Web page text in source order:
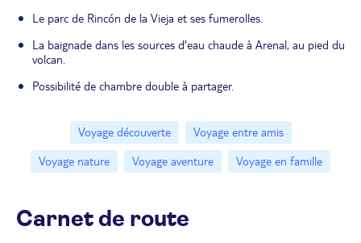
Le parc de Rincón de la Vieja et ses fumerolles.
La baignade dans les sources d'eau chaude à Arenal, au pied du
volcan.
Possibilité de chambre double à partager.
Voyage découverte
Voyage entre amis
Voyage nature
Voyage aventure Voyage en famille
Carnet de route